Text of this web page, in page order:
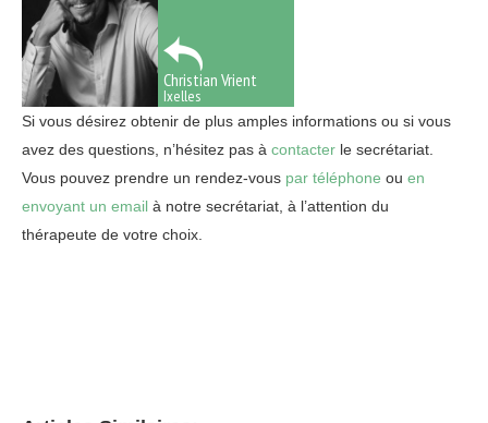
Christian Vrient
Ixelles
Si vous désirez obtenir de plus amples informations ou si vous
avez des questions, n’hésitez pas à contacter le secrétariat.
Vous pouvez prendre un rendez-vous par téléphone ou en
envoyant un email à notre secrétariat, à l’attention du
thérapeute de votre choix.